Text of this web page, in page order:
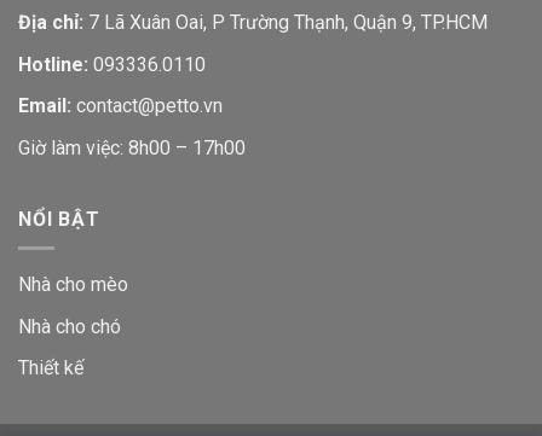
Địa chỉ: 7 Lã Xuân Oai, P Trường Thạnh, Quận 9, TP.HCM
Hotline: 093336.0110
Email: contact@petto.vn
Giờ làm việc: 8h00 – 17h00
NỔI BẬT
Nhà cho mèo
Nhà cho chó
Thiết kế